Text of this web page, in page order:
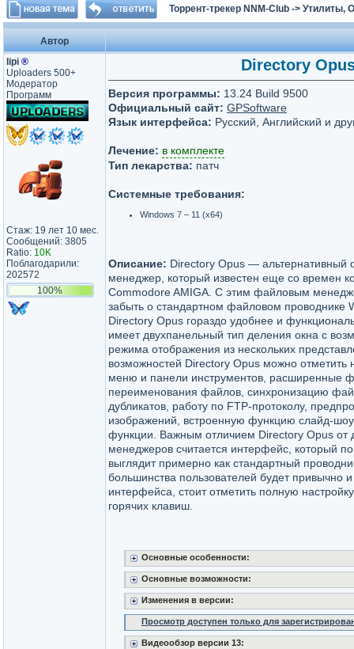
Торрент-трекер NNM-Club -> Утилиты,
Автор
lipi ®
Uploaders 500+
Модератор
Программ
Стаж: 19 лет 10 мес.
Сообщений: 3805
Ratio: 10K
Поблагодарили:
202572
100%
Directory
Версия программы: 13.24 Build 9500
Официальный сайт: GPSoftware
Язык интерфейса: Русский, Английский и
Лечение: в комплекте
Тип лекарства: патч
Системные требования:
Windows 7 – 11 (х64)
Описание: Directory Opus — альтернативный
менеджер, который известен еще со времен
Commodore AMIGA. С этим файловым
забыть о стандартном файловом проводнике
Directory Opus гораздо удобнее и
имеет двухпанельный тип деления окна с
режима отображения из нескольких
возможностей Directory Opus можно отметить
меню и панели инструментов, расширенные
переименования файлов, синхронизацию
дубликатов, работу по FTP-протоколу,
изображений, встроенную функцию слайд-
функции. Важным отличием Directory Opus от
менеджеров считается интерфейс, который
выглядит примерно как стандартный
большинства пользователей будет привычно
интерфейса, стоит отметить полную
горячих клавиш.
Основные особенности:
Основные возможности:
Изменения в версии:
Просмотр доступен только для
Видеообзор версии 13: